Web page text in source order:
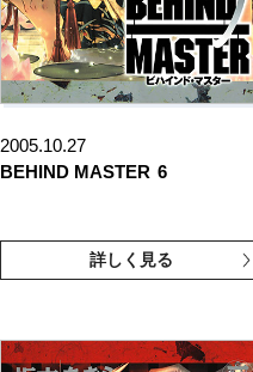
2005.10.27
BEHIND MASTER 6
詳しく見る